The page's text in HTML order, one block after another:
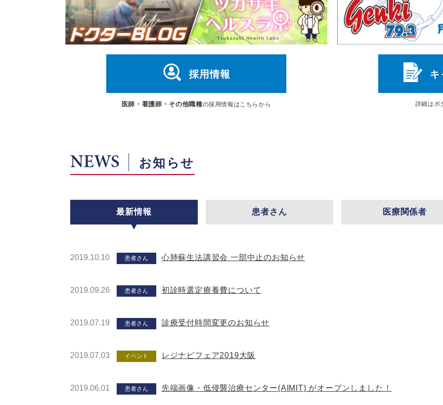
採用情報
医師・看護師・その他職種の採用情報はこちらから
キ
詳細はボ
NEWS お知らせ
最新情報 患者さん 医療関係者
2019.10.10 患者さん 心肺蘇生法講習会 一部中止のお知らせ
2019.09.26 患者さん 初診時選定療養費について
2019.07.19 患者さん 診療受付時間変更のお知らせ
2019.07.03 イベント レジナビフェア2019大阪
2019.06.01 患者さん 先端画像・低侵襲治療センター(AIMIT) がオープンしました！